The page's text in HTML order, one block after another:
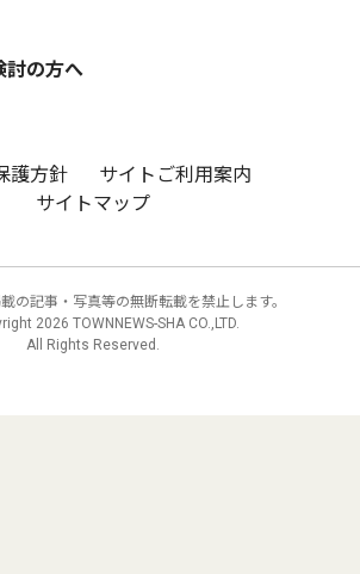
討の方へ
護方針
サイトご利用案内
サイトマップ
の記事・写真等の無断転載を禁止します。
2026 TOWNNEWS-SHA CO.,LTD.
All Rights Reserved.